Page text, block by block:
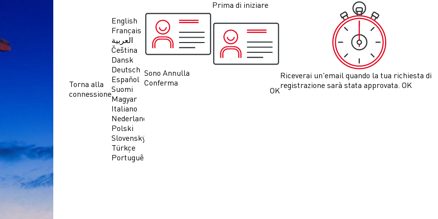
Torna alla
connessione
English
Français
العربية
Čeština
Dansk
Deutsch
Español
Suomi
Magyar
Italiano
Nederlands
Polski
Slovenský
Türkçe
Português
Sono Annulla
Conferma
Prima di iniziare
OK
Riceverai un'email quando la tua richiesta di
registrazione sarà stata approvata.OK